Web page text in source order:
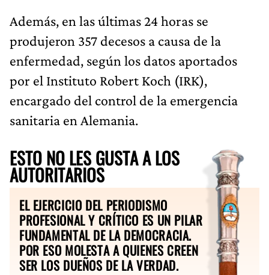
Además, en las últimas 24 horas se
produjeron 357 decesos a causa de la
enfermedad, según los datos aportados
por el Instituto Robert Koch (IRK),
encargado del control de la emergencia
sanitaria en Alemania.
ESTO NO LES GUSTA A LOS
AUTORITARIOS
EL EJERCICIO DEL PERIODISMO
PROFESIONAL Y CRÍTICO ES UN PILAR
FUNDAMENTAL DE LA DEMOCRACIA.
POR ESO MOLESTA A QUIENES CREEN
SER LOS DUEÑOS DE LA VERDAD.